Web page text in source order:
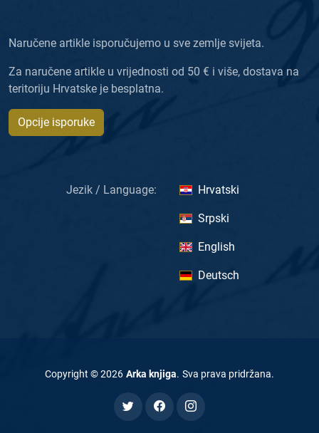
Naručene artikle isporučujemo u sve zemlje svijeta.
Za naručene artikle u vrijednosti od 50 € i više, dostava na
teritoriju Hrvatske je besplatna.
Opcije isporuke
Jezik / Language: Hrvatski
Srpski
English
Deutsch
Copyright ©2026 Arka knjiga. Sva prava pridržana.